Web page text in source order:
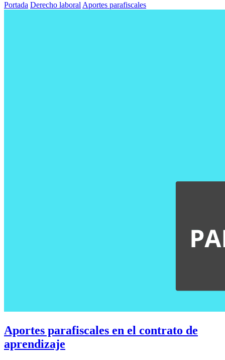
Portada Derecho laboral Aportes parafiscales
Aportes parafiscales en el contrato de
aprendizaje